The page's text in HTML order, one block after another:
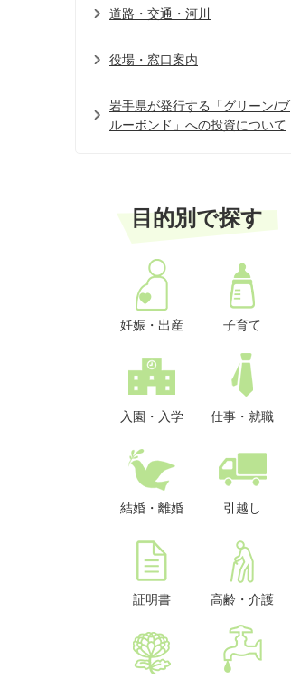
道路・交通・河川
役場・窓口案内
岩手県が発行する「グリーン/ブ
ルーボンド」への投資について
目的別で探す
妊娠・出産 子育て
入園・入学 仕事・就職
結婚・離婚 引越し
証明書 高齢・介護